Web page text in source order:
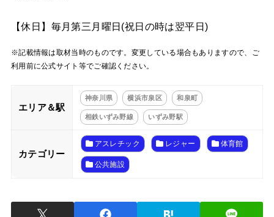
【休日】毎月第三月曜日(祝日の時は翌平日)
※記載情報は取材当時のものです。変更している場合もありますので、ご
利用前に公式サイト等でご確認ください。
エリア＆駅
神奈川県 横浜市泉区 和泉町
相鉄いずみ野線 いずみ野駅
カテゴリー
アスレチック レジャー 体育館
公共施設